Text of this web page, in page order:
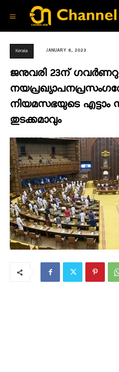
Kerala JANUARY 6, 2023
ജനുവരി 23ന്
നിയമസഭയുടെ എട്ടാം
തുടക്കമാവും